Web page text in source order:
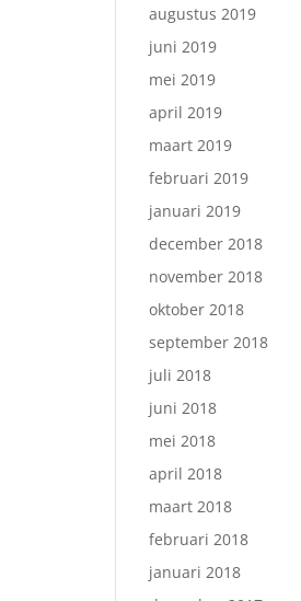
augustus 2019
juni 2019
mei 2019
april 2019
maart 2019
februari 2019
januari 2019
december 2018
november 2018
oktober 2018
september 2018
juli 2018
juni 2018
mei 2018
april 2018
maart 2018
februari 2018
januari 2018